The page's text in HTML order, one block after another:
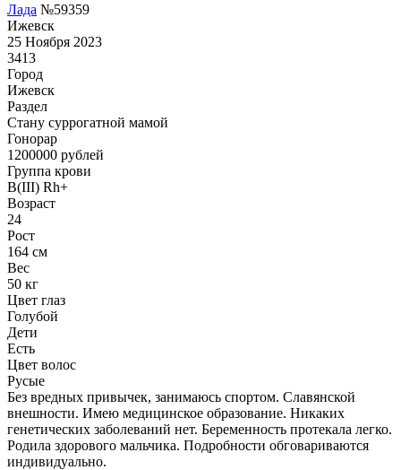
Лада №59359
Ижевск
25 Ноября 2023
3413
Город
Ижевск
Раздел
Cтану суррогатной мамой
Гонoрар
1200000 рублей
Группа крови
B(III) Rh+
Возраст
24
Рост
164 см
Вес
50 кг
Цвет глаз
Голубой
Дети
Есть
Цвет волос
Русые
Без вредных привычек, занимаюсь спортом. Славянской
внешности. Имею медицинское образование. Никаких
генетических заболеваний нет. Беременность протекала легко.
Родила здорового мальчика. Подробности обговариваются
индивидуально.